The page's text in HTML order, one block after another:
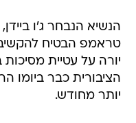
הנשיא הנבחר ג'ו
טראמפ הבטיח
יורה על עטיית
הציבורית כבר ביומו
יותר מחודש.